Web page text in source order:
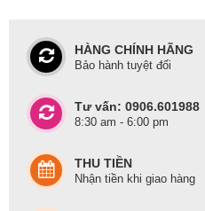
HÀNG CHÍNH HÃNG
Bảo hành tuyệt đối
Tư vấn: 0906.601988
8:30 am - 6:00 pm
THU TIỀN
Nhận tiền khi giao hàng